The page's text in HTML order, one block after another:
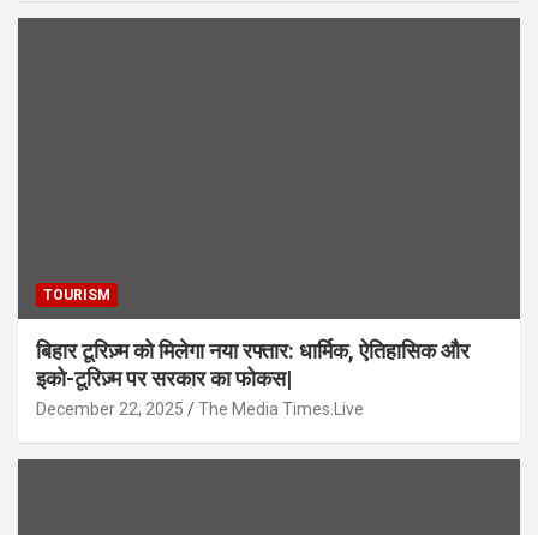
TOURISM
बिहार टूरिज़्म को मिलेगा नया रफ्तार: धार्मिक, ऐतिहासिक और
इको-टूरिज़्म पर सरकार का फोकस|
December 22, 2025 The Media Times.Live